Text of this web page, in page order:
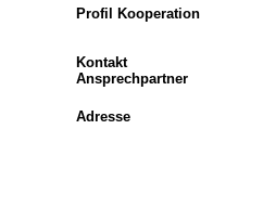
Profil Kooperation
Kontakt
Ansprechpartner
Adresse